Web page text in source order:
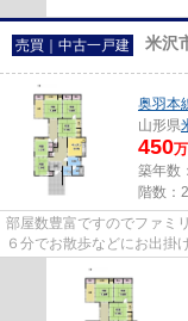
売買｜中古一戸建 米沢
奥羽本
山形県
450
築年数
階数：
部屋数豊富ですのでファミ
６分でお散歩などにお出掛